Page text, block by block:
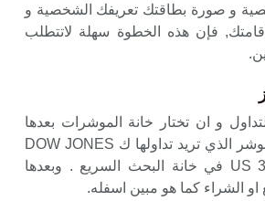
و صورة بطاقتك تعريفك الشخصية و
فإن هذه الخطوة سهلة لاتتطلب
و ان تختار خانة الموشرات بعدها
عليك ادخال اسم الموشر الذي تريد تداولها ك DOW JONES
30او يرمز له ب US 30 في خانة البحث السريع . وبعدها
الشراء كما هو مبين اسفله.